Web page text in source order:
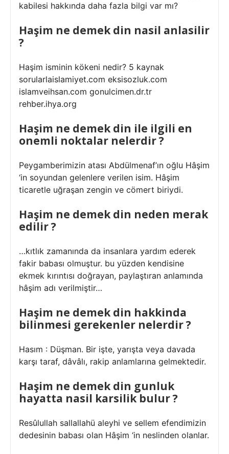
kabilesi hakkında daha fazla bilgi var mı?
Haşim ne demek din nasil anlasilir
?
Haşim isminin kökeni nedir? 5 kaynak
sorularlaislamiyet.com eksisozluk.com
islamveihsan.com gonulcimen.dr.tr
rehber.ihya.org
Haşim ne demek din ile ilgili en
onemli noktalar nelerdir ?
Peygamberimizin atası Abdülmenaf’ın oğlu Hâşim
‘in soyundan gelenlere verilen isim. Hâşim
ticaretle uğraşan zengin ve cömert biriydi.
Haşim ne demek din neden merak
edilir ?
…kıtlık zamanında da insanlara yardım ederek
fakir babası olmuştur. bu yüzden kendisine
ekmek kırıntısı doğrayan, paylaştıran anlamında
hâşim adı verilmiştir…
Haşim ne demek din hakkinda
bilinmesi gerekenler nelerdir ?
Hasım : Düşman. Bir işte, yarışta veya davada
karşı taraf, dâvâlı, rakip anlamlarına gelmektedir.
Haşim ne demek din gunluk
hayatta nasil karsilik bulur ?
Resûlullah sallallahü aleyhi ve sellem efendimizin
dedesinin babası olan Hâşim ‘in neslinden olanlar.